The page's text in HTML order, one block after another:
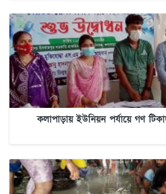
কলাপাড়ায় ইউনিয়ন পর্যায়ে গণ